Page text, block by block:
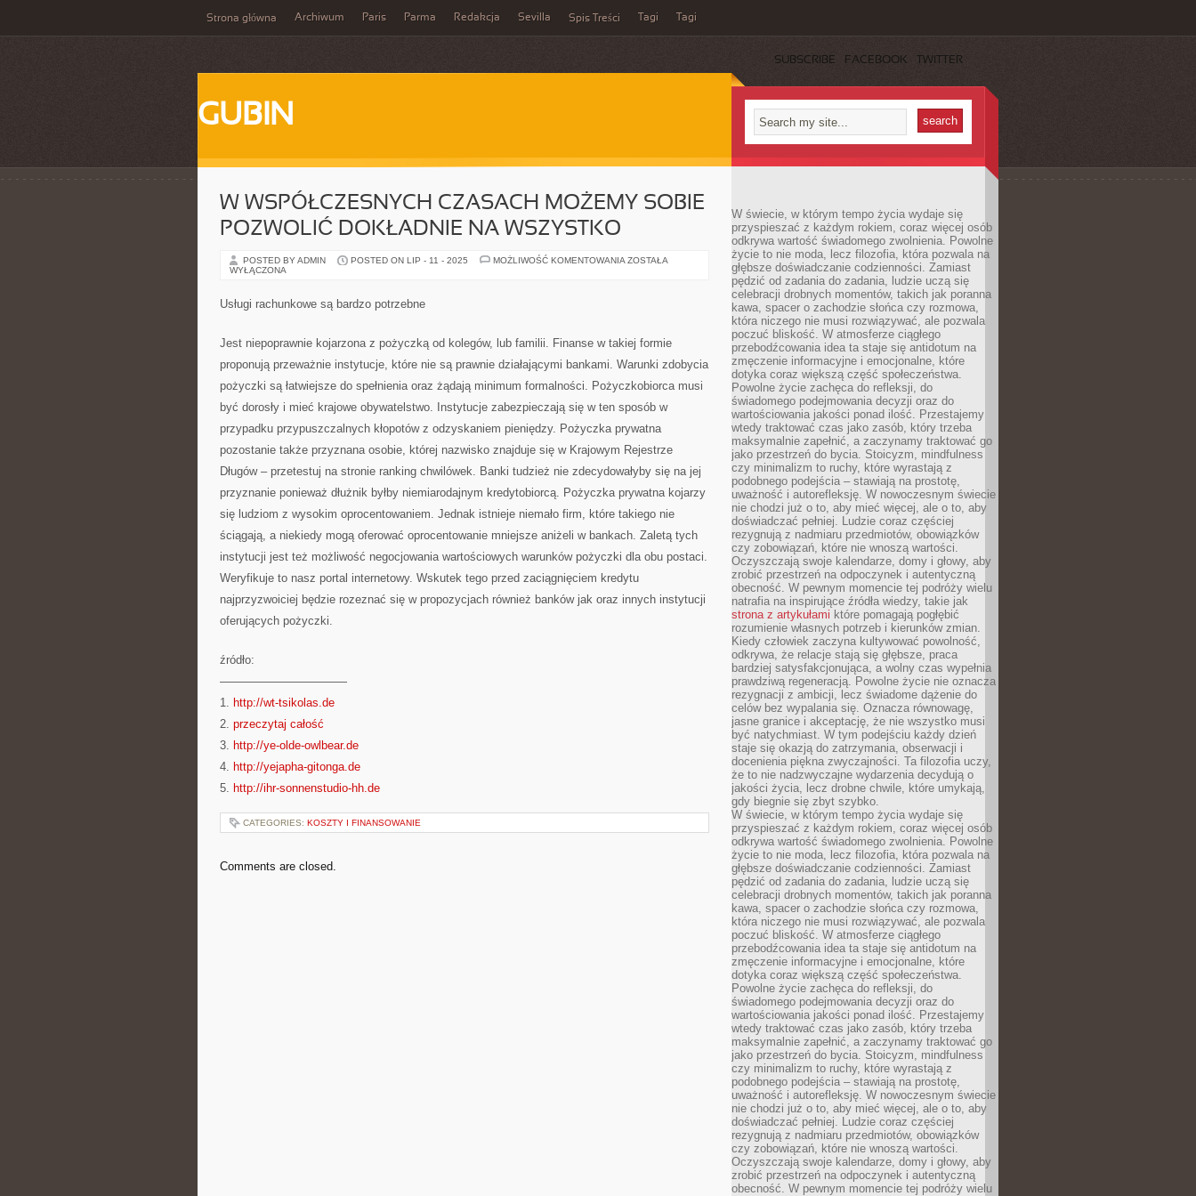
Strona główna Archiwum Paris Parma Redakcja Sevilla Spis Treści Tagi Tagi
SUBSCRIBE FACEBOOK TWITTER
GUBIN
W WSPÓŁCZESNYCH CZASACH MOŻEMY SOBIE
POZWOLIĆ DOKŁADNIE NA WSZYSTKO
POSTED BY ADMIN POSTED ON LIP - 11 - 2025 MOŻLIWOŚĆ KOMENTOWANIA W
WSZYSTKO
ZOSTAŁA
WYŁĄCZONA
Usługi rachunkowe są bardzo potrzebne
Jest niepoprawnie kojarzona z pożyczką od kolegów, lub familii. Finanse w takiej formie
proponują przeważnie instytucje, które nie są prawnie działającymi bankami. Warunki zdobycia
pożyczki są łatwiejsze do spełnienia oraz żądają minimum formalności. Pożyczkobiorca musi
być dorosły i mieć krajowe obywatelstwo. Instytucje zabezpieczają się w ten sposób w
przypadku przypuszczalnych kłopotów z odzyskaniem pieniędzy. Pożyczka prywatna
pozostanie także przyznana osobie, której nazwisko znajduje się w Krajowym Rejestrze
Długów – przetestuj na stronie ranking chwilówek. Banki tudzież nie zdecydowałyby się na jej
przyznanie ponieważ dłużnik byłby niemiarodajnym kredytobiorcą. Pożyczka prywatna kojarzy
się ludziom z wysokim oprocentowaniem. Jednak istnieje niemało firm, które takiego nie
ściągają, a niekiedy mogą oferować oprocentowanie mniejsze aniżeli w bankach. Zaletą tych
instytucji jest też możliwość negocjowania wartościowych warunków pożyczki dla obu postaci.
Weryfikuje to nasz portal internetowy. Wskutek tego przed zaciągnięciem kredytu
najprzyzwoiciej będzie rozeznać się w propozycjach również banków jak oraz innych instytucji
oferujących pożyczki.
źródło:
———————————
1. http://wt-tsikolas.de
2. przeczytaj całość
3. http://ye-olde-owlbear.de
4. http://yejapha-gitonga.de
5. http://ihr-sonnenstudio-hh.de
CATEGORIES: KOSZTY I FINANSOWANIE
Comments are closed.
W świecie, w którym tempo życia wydaje się
przyspieszać z każdym rokiem, coraz więcej osób
odkrywa wartość świadomego zwolnienia. Powolne
życie to nie moda, lecz filozofia, która pozwala na
głębsze doświadczanie codzienności. Zamiast
pędzić od zadania do zadania, ludzie uczą się
celebracji drobnych momentów, takich jak poranna
kawa, spacer o zachodzie słońca czy rozmowa,
która niczego nie musi rozwiązywać, ale pozwala
poczuć bliskość. W atmosferze ciągłego
przebodźcowania idea ta staje się antidotum na
zmęczenie informacyjne i emocjonalne, które
dotyka coraz większą część społeczeństwa.
Powolne życie zachęca do refleksji, do
świadomego podejmowania decyzji oraz do
wartościowania jakości ponad ilość. Przestajemy
wtedy traktować czas jako zasób, który trzeba
maksymalnie zapełnić, a zaczynamy traktować go
jako przestrzeń do bycia. Stoicyzm, mindfulness
czy minimalizm to ruchy, które wyrastają z
podobnego podejścia – stawiają na prostotę,
uważność i autorefleksję. W nowoczesnym świecie
nie chodzi już o to, aby mieć więcej, ale o to, aby
doświadczać pełniej. Ludzie coraz częściej
rezygnują z nadmiaru przedmiotów, obowiązków
czy zobowiązań, które nie wnoszą wartości.
Oczyszczają swoje kalendarze, domy i głowy, aby
zrobić przestrzeń na odpoczynek i autentyczną
obecność. W pewnym momencie tej podróży wielu
natrafia na inspirujące źródła wiedzy, takie jak
strona z artykułami które pomagają pogłębić
rozumienie własnych potrzeb i kierunków zmian.
Kiedy człowiek zaczyna kultywować powolność,
odkrywa, że relacje stają się głębsze, praca
bardziej satysfakcjonująca, a wolny czas wypełnia
prawdziwą regeneracją. Powolne życie nie oznacza
rezygnacji z ambicji, lecz świadome dążenie do
celów bez wypalania się. Oznacza równowagę,
jasne granice i akceptację, że nie wszystko musi
być natychmiast. W tym podejściu każdy dzień
staje się okazją do zatrzymania, obserwacji i
docenienia piękna zwyczajności. Ta filozofia uczy,
że to nie nadzwyczajne wydarzenia decydują o
jakości życia, lecz drobne chwile, które umykają,
gdy biegnie się zbyt szybko.
W świecie, w którym tempo życia wydaje się
przyspieszać z każdym rokiem, coraz więcej osób
odkrywa wartość świadomego zwolnienia. Powolne
życie to nie moda, lecz filozofia, która pozwala na
głębsze doświadczanie codzienności. Zamiast
pędzić od zadania do zadania, ludzie uczą się
celebracji drobnych momentów, takich jak poranna
kawa, spacer o zachodzie słońca czy rozmowa,
która niczego nie musi rozwiązywać, ale pozwala
poczuć bliskość. W atmosferze ciągłego
przebodźcowania idea ta staje się antidotum na
zmęczenie informacyjne i emocjonalne, które
dotyka coraz większą część społeczeństwa.
Powolne życie zachęca do refleksji, do
świadomego podejmowania decyzji oraz do
wartościowania jakości ponad ilość. Przestajemy
wtedy traktować czas jako zasób, który trzeba
maksymalnie zapełnić, a zaczynamy traktować go
jako przestrzeń do bycia. Stoicyzm, mindfulness
czy minimalizm to ruchy, które wyrastają z
podobnego podejścia – stawiają na prostotę,
uważność i autorefleksję. W nowoczesnym świecie
nie chodzi już o to, aby mieć więcej, ale o to, aby
doświadczać pełniej. Ludzie coraz częściej
rezygnują z nadmiaru przedmiotów, obowiązków
czy zobowiązań, które nie wnoszą wartości.
Oczyszczają swoje kalendarze, domy i głowy, aby
zrobić przestrzeń na odpoczynek i autentyczną
obecność. W pewnym momencie tej podróży wielu